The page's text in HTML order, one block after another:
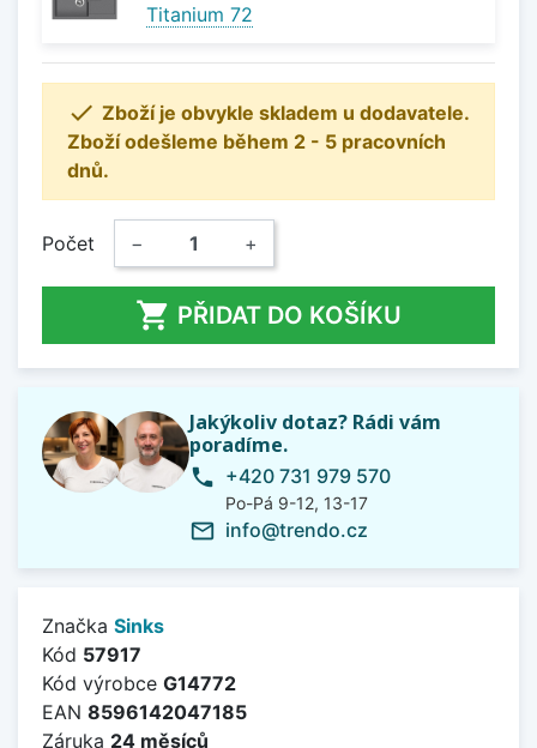
Titanium 72
 Zboží je obvykle skladem u dodavatele.
Zboží odešleme během 2 - 5 pracovních
dnů.
Počet − +
 PŘIDAT DO KOŠÍKU
Jakýkoliv dotaz? Rádi vám
poradíme.
phone +420 731 979 570
Po-Pá 9-12, 13-17
mail_outline info@trendo.cz
Značka Sinks
Kód 57917
Kód výrobce G14772
EAN 8596142047185
Záruka 24 měsíců